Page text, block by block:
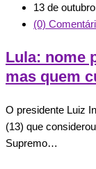
13 de
(0)
Lula: nome
mas quem
O presidente Luiz
(13) que
Supremo…